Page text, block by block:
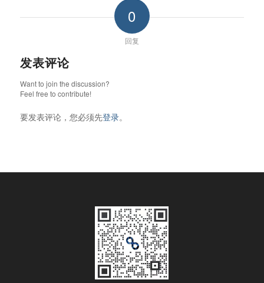
0
回复
发表评论
Want to join the discussion?
Feel free to contribute!
要发表评论，您必须先登录。